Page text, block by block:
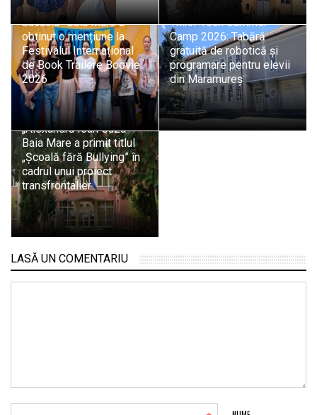
Echipa Colegiului „Vasile
Lucaciu” Baia Mare a
obținut o mențiune la
Festivalul Internațional
de Book Trailere Boovie
2026
Think-Tech Summer
Camp 2026: Tabără
gratuită de robotică și
programare pentru elevii
din Maramureș
Școala Gimnazială
„Alexandru Ioan Cuza”
Baia Mare a primit titlul
„Școală fără Bullying” în
cadrul unui proiect
transfrontalier
LASĂ UN COMENTARIU